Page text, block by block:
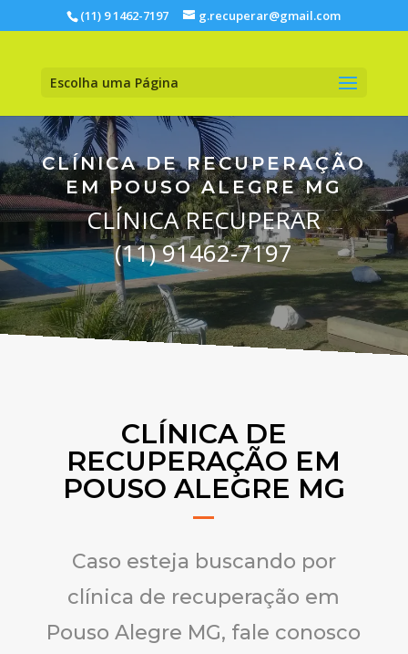
(11) 9 1462-7197 g.recuperar@gmail.com
Escolha uma Página
CLÍNICA DE RECUPERAÇÃO
EM POUSO ALEGRE MG
CLÍNICA RECUPERAR
(11) 91462-7197
CLÍNICA DE
RECUPERAÇÃO EM
POUSO ALEGRE MG
Caso esteja buscando por
clínica de recuperação em
Pouso Alegre MG, fale conosco